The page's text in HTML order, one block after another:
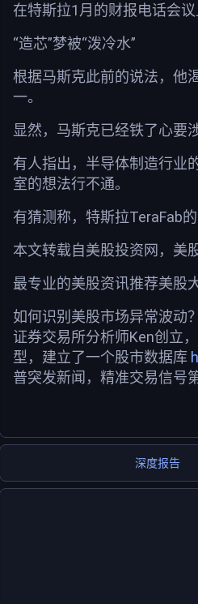
在特斯拉1月的财报电话会
“造芯”梦被“泼冷水”
根据马斯克此前的说法，他
一。
显然，马斯克已经铁了心要
有人指出，半导体制造行业
室的想法行不通。
有猜测称，特斯拉TeraFab
本文转载自美股投资网，美
最专业的美股资讯推荐美股
如何识别美股市场异常波动
证券交易所分析师Ken创立
型，建立了一个股市数据库
普突发新闻，精准交易信号
深度报告